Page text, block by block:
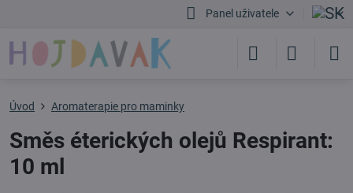
Panel uživatele
Úvod Aromaterapie pro maminky
Směs éterických olejů Respirant:
10 ml